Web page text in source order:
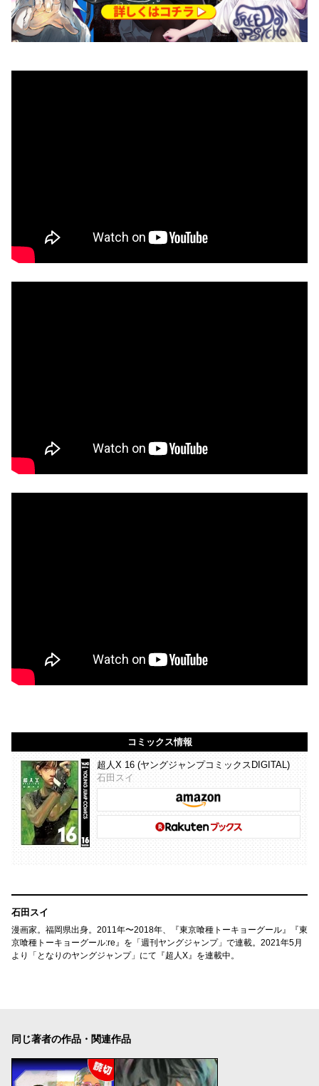
コミックス情報
超人X 16 (ヤングジャンプコミックスDIGITAL)
石田スイ
石田スイ
漫画家。福岡県出身。2011年〜2018年、『東京喰種トーキョーグール』『東
京喰種トーキョーグール:re』を「週刊ヤングジャンプ」で連載。2021年5月
より「となりのヤングジャンプ」にて『超人X』を連載中。
同じ著者の作品・関連作品